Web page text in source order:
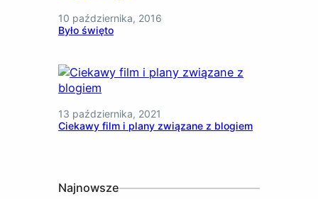
10 października, 2016
Było święto
13 października, 2021
Ciekawy film i plany związane z blogiem
Najnowsze